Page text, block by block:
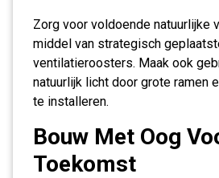
Zorg voor voldoende natuurlijke
middel van strategisch
ventilatieroosters. Maak ook
natuurlijk licht door grote ramen
te installeren.
Bouw Met Oog
Toekomst